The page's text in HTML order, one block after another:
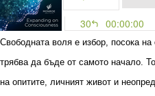
Свободната воля е избор, посока
трябва да бъде от самото начало.
на опитите, личният живот и